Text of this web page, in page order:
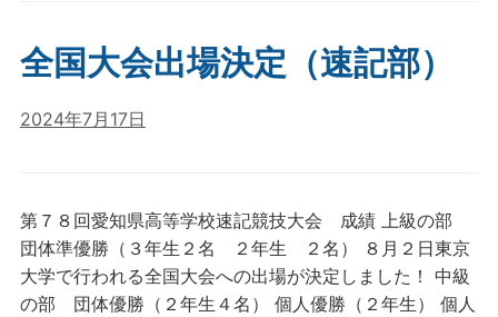
全国大会出場決定（速記部）
2024年7月17日
第７８回愛知県高等学校速記競技大会 成績 上級の部
団体準優勝（３年生２名 ２年生 ２名） ８月２日東京
大学で行われる全国大会への出場が決定しました！ 中級
の部 団体優勝（２年生４名） 個人優勝（２年生） 個人